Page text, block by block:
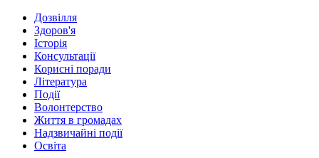
Дозвілля
Здоров'я
Історія
Консультації
Корисні поради
Література
Події
Волонтерство
Життя в громадах
Надзвичайні події
Освіта